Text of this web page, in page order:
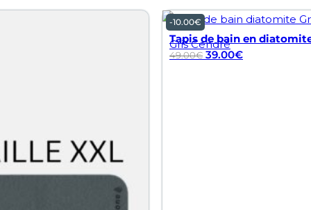
-10.00€
Tapis de bain en
Gris Cendré
49.00€ 39.00€